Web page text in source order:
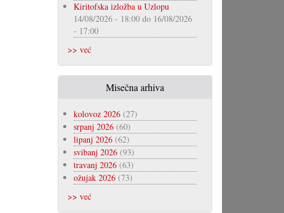
Kiritofska izložba u Uzlopu
14/08/2026 - 18:00do 16/08/2026
- 17:00
>> već
Misečna arhiva
kolovoz 2026(27)
srpanj 2026(60)
lipanj 2026(62)
svibanj 2026(93)
travanj 2026(63)
ožujak 2026(73)
>> već